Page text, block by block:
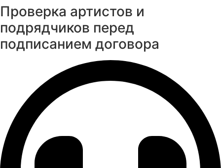
Проверка артистов и
подрядчиков перед
подписанием договора